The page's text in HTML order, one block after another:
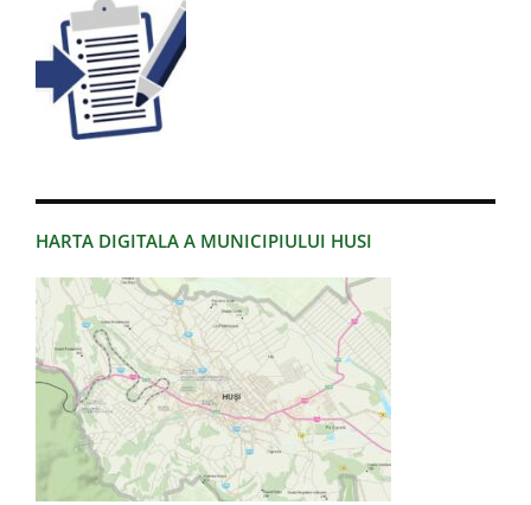
HARTA DIGITALA A MUNICIPIULUI HUSI